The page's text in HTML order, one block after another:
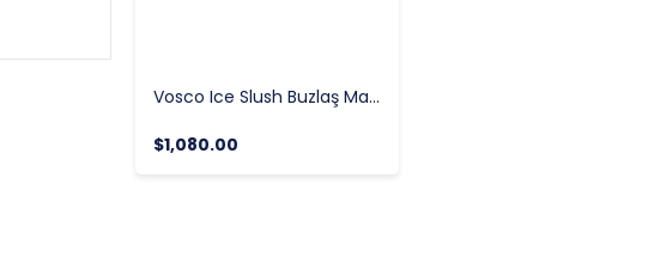
Vosco Ice Slush Buzlaş Makinesi VXC-112
$1,080.00